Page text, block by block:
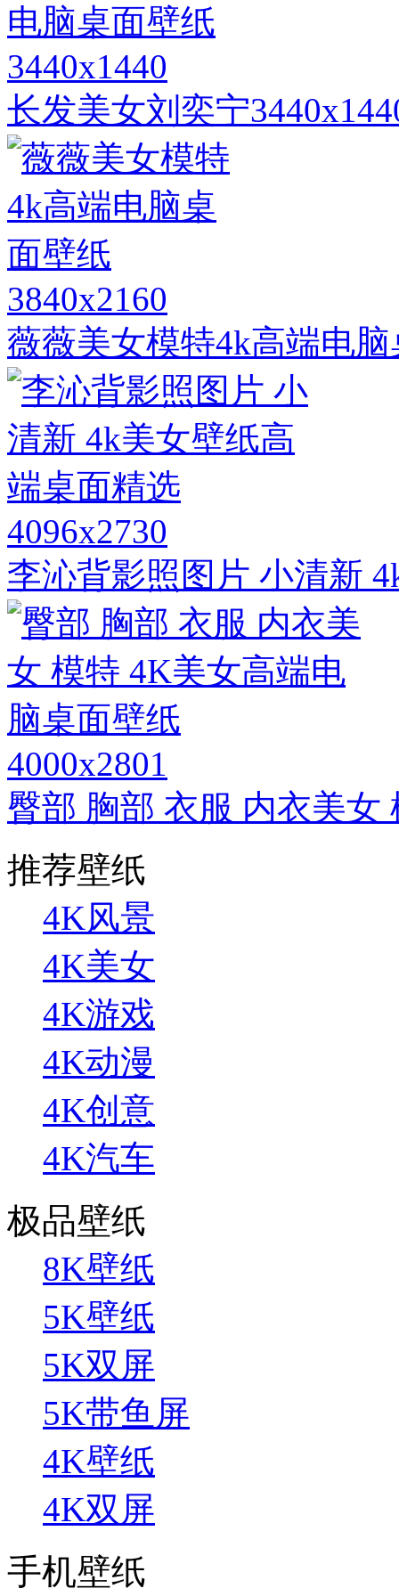
3440x1440
长发美女刘奕宁
3840x2160
薇薇美女模特4k高端电
4096x2730
李沁背影照图片 小清新
4000x2801
臀部 胸部 衣服 内衣美女
推荐壁纸
4K风景
4K美女
4K游戏
4K动漫
4K创意
4K汽车
极品壁纸
8K壁纸
5K壁纸
5K双屏
5K带鱼屏
4K壁纸
4K双屏
手机壁纸